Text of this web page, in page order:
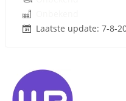
Laatste update: 7-8-